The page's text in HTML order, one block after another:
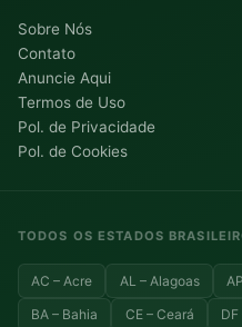
Sobre Nós
Contato
Anuncie Aqui
Termos de Uso
Pol. de Privacidade
Pol. de Cookies
TODOS OS ESTADOS
AC – Acre AL – Alagoas
BA – Bahia CE – Ceará